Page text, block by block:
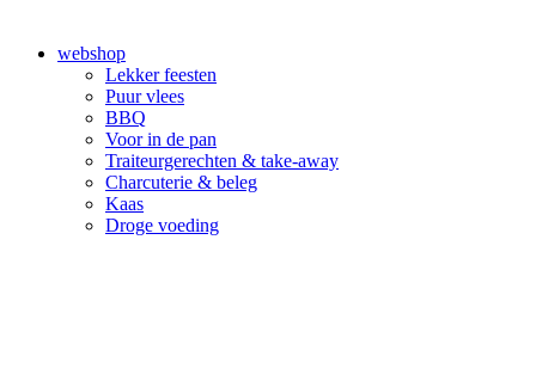
Close
webshop
Lekker feesten
Puur vlees
BBQ
Voor in de pan
Traiteurgerechten & take-away
Charcuterie & beleg
Kaas
Droge voeding